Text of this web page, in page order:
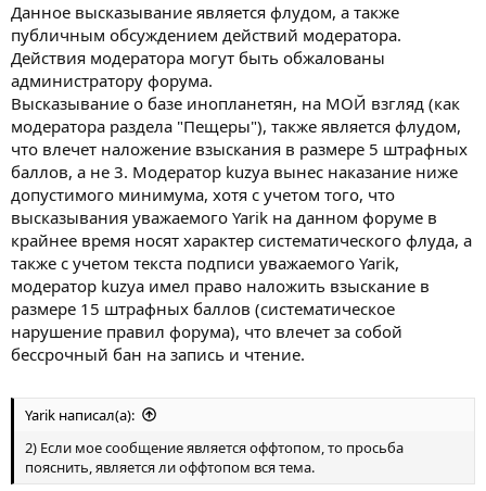
Данное высказывание является флудом, а также
публичным обсуждением действий модератора.
Действия модератора могут быть обжалованы
администратору форума.
Высказывание о базе инопланетян, на МОЙ взгляд (как
модератора раздела "Пещеры"), также является флудом,
что влечет наложение взыскания в размере 5 штрафных
баллов, а не 3. Модератор kuzya вынес наказание ниже
допустимого минимума, хотя с учетом того, что
высказывания уважаемого Yarik на данном форуме в
крайнее время носят характер систематического флуда, а
также с учетом текста подписи уважаемого Yarik,
модератор kuzya имел право наложить взыскание в
размере 15 штрафных баллов (систематическое
нарушение правил форума), что влечет за собой
бессрочный бан на запись и чтение.
Yarik написал(а):
2) Если мое сообщение является оффтопом, то просьба
пояснить, является ли оффтопом вся тема.